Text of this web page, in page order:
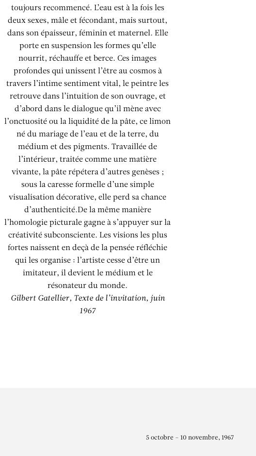
toujours recommencé. L’eau est à la fois les
deux sexes, mâle et fécondant, mais surtout,
dans son épaisseur, féminin et maternel. Elle
porte en suspension les formes qu’elle
nourrit, réchauffe et berce. Ces images
profondes qui unissent l’être au cosmos à
travers l’intime sentiment vital, le peintre les
retrouve dans l’intuition de son ouvrage, et
d’abord dans le dialogue qu’il mène avec
l’onctuosité ou la liquidité de la pâte, ce limon
né du mariage de l’eau et de la terre, du
médium et des pigments. Travaillée de
l’intérieur, traitée comme une matière
vivante, la pâte répétera d’autres genèses ;
sous la caresse formelle d’une simple
visualisation décorative, elle perd sa chance
d’authenticité.De la même manière
l’homologie picturale gagne à s’appuyer sur la
créativité subconsciente. Les visions les plus
fortes naissent en deçà de la pensée réfléchie
qui les organise : l’artiste cesse d’être un
imitateur, il devient le médium et le
résonateur du monde.
Gilbert Gatellier, Texte de l’invitation, juin
1967
5 octobre – 10 novembre, 1967